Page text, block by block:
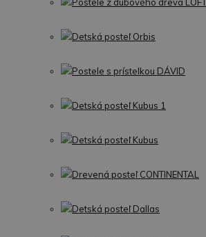
Detská posteľ Orbis
Postele s prístelkou DÁVID
Detská posteľ Kubus 1
Detská posteľ Kubus
Drevená posteľ CONTINENTAL
Detská posteľ Dallas